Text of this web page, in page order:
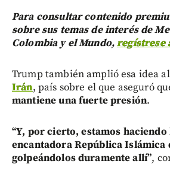
Para consultar contenido
sobre sus temas de interés de
Colombia y el Mundo,regístrese
Trump también amplió esa idea
Irán, país sobre el que aseguró
mantiene una fuerte presión.
“Y, por cierto, estamos
encantadora República Islámica
golpeándolos duramente allí”,